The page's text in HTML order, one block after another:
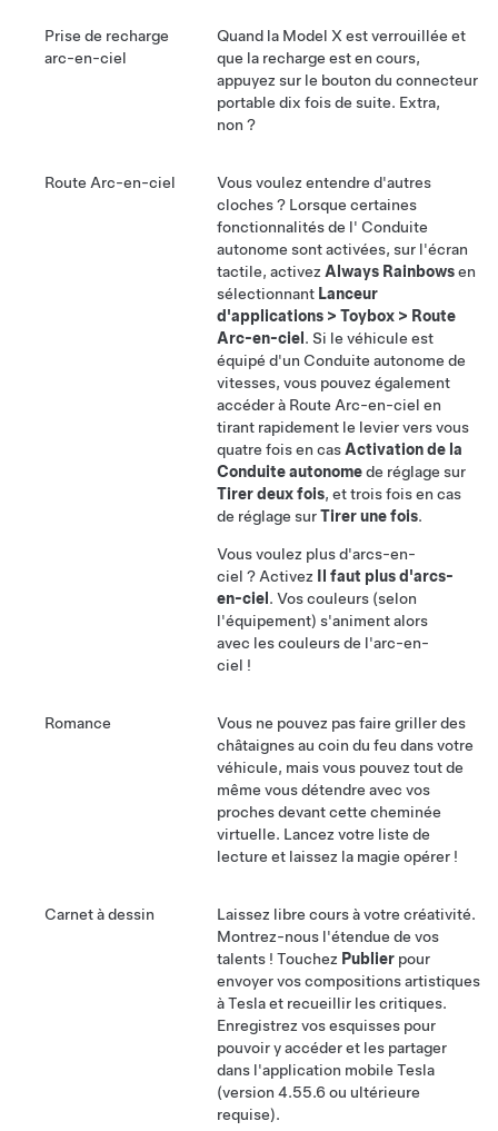
Prise de recharge
arc-en-ciel
Quand la Model X est verrouillée et
que la recharge est en cours,
appuyez sur le bouton du connecteur
portable dix fois de suite. Extra,
non ?
Route Arc-en-ciel
Vous voulez entendre d'autres
cloches ? Lorsque certaines
fonctionnalités de l' Conduite
autonome sont activées, sur l'écran
tactile, activez Always Rainbowsen
sélectionnant Lanceur
d'applications > Toybox > Route
Arc-en-ciel . Si le véhicule est
équipé d'un Conduite autonome de
vitesses, vous pouvez également
accéder à Route Arc-en-ciel en
tirant rapidement le leviervers vous
quatre fois en casActivation de la
Conduite autonomede réglage sur
Tirer deux fois, et trois fois en cas
de réglage surTirer une fois.
Vous voulez plus d'arcs-en-
ciel ? Activez
Il faut plus d'arcs-
en-ciel . Vos couleurs (selon
l'équipement) s'animent alors
avec les couleurs de l'arc-en-
ciel !
Romance
Vous ne pouvez pas faire griller des
châtaignes au coin du feu dans votre
véhicule, mais vous pouvez tout de
même vous détendre avec vos
proches devant cette cheminée
virtuelle. Lancez votre liste de
lecture et laissez la magie opérer !
Carnet à dessin
Laissez libre cours à votre créativité.
Montrez-nous l'étendue de vos
talents ! Touchez Publier pour
envoyer vos compositions artistiques
à Tesla et recueillir les critiques.
Enregistrez vos esquisses pour
pouvoir y accéder et les partager
dans l'application mobile Tesla
(version 4.55.6 ou ultérieure
requise).